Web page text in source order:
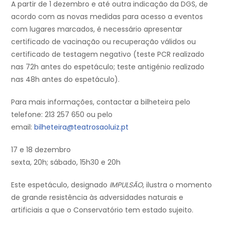
A partir de 1 dezembro e até outra indicação da DGS, de
acordo com as novas medidas para acesso a eventos
com lugares marcados, é necessário apresentar
certificado de vacinação ou recuperação válidos ou
certificado de testagem negativo (teste PCR realizado
nas 72h antes do espetáculo; teste antigénio realizado
nas 48h antes do espetáculo).
Para mais informações, contactar a bilheteira pelo
telefone: 213 257 650 ou pelo
email: bilheteira@teatrosaoluiz.pt
17 e 18 dezembro
sexta, 20h; sábado, 15h30 e 20h
Este espetáculo, designado IMPULSÃO, ilustra o momento
de grande resistência às adversidades naturais e
artificiais a que o Conservatório tem estado sujeito.